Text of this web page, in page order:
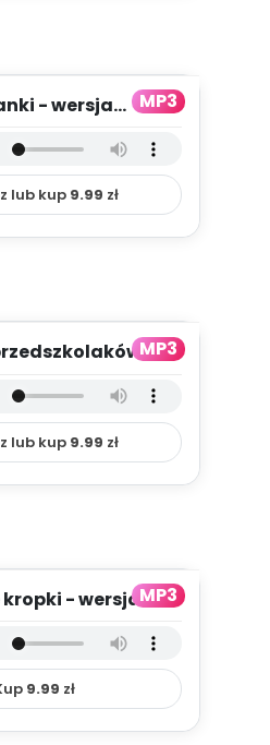
MP3
- wersja
lub kup 9.99 zł
MP3
-
lub kup 9.99 zł
MP3
- wersja
9.99 zł